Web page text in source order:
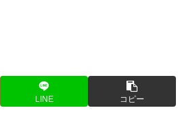
LINE コピー